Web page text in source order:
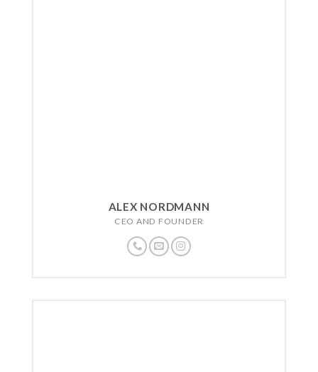
ALEX NORDMANN
CEO AND FOUNDER